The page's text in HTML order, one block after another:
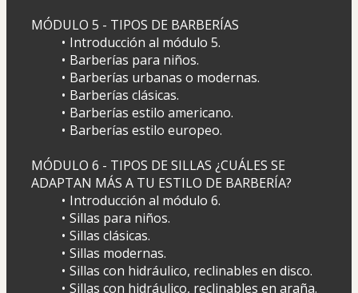
MÓDULO 5 - TIPOS DE BARBERÍAS
Introducción al módulo 5.
Barberías para niños.
Barberías urbanas o modernas.
Barberías clásicas.
Barberías estilo americano.
Barberías estilo europeo.
MÓDULO 6 - TIPOS DE SILLAS ¿CUÁLES SE
ADAPTAN MÁS A TU ESTILO DE BARBERÍA?
Introducción al módulo 6.
Sillas para niños.
Sillas clásicas.
Sillas modernas.
Sillas con hidráulico, reclinables en disco.
Sillas con hidráulico, reclinables en araña.